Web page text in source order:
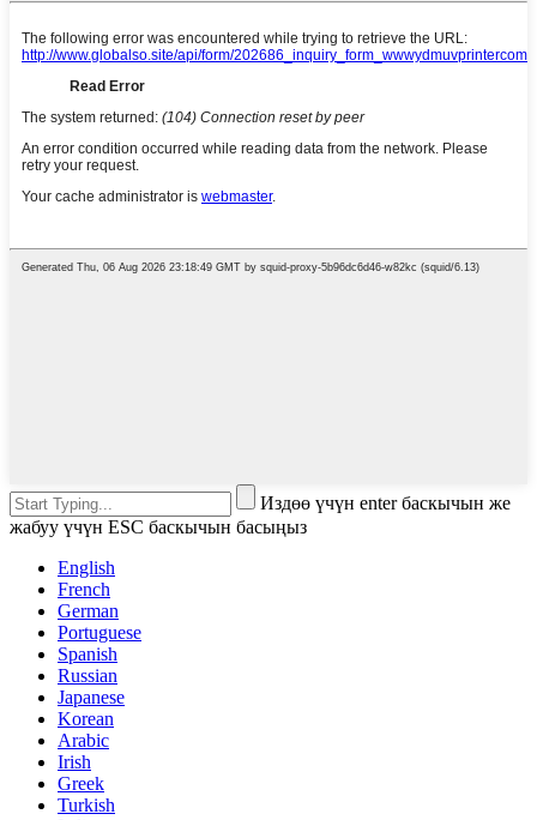
Издөө үчүн enter баскычын же
жабуу үчүн ESC баскычын басыңыз
English
French
German
Portuguese
Spanish
Russian
Japanese
Korean
Arabic
Irish
Greek
Turkish